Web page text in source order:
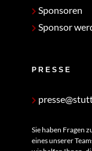
Sponsoren
Sponsor
PRESSE
Sie haben Fragen
eines unserer